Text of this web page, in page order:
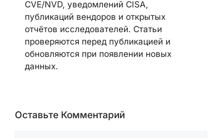
Редакция CyberSecureFox освещает
новости кибербезопасности,
уязвимости, malware-кампании,
ransomware-активность, AI security,
cloud security и security advisories
вендоров. Материалы готовятся на
отчётов исследователей. Статьи